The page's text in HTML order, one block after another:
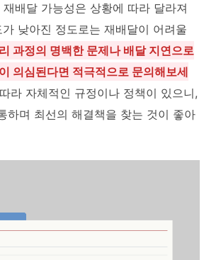
배달 가능성은 상황에 따라 달라져
낮아진 정도로는 재배달이 어려울
과정의 명백한 문제나 배달 지연으로
의심된다면 적극적으로 문의해보세
라 자체적인 규정이나 정책이 있으니,
하며 최선의 해결책을 찾는 것이 좋아